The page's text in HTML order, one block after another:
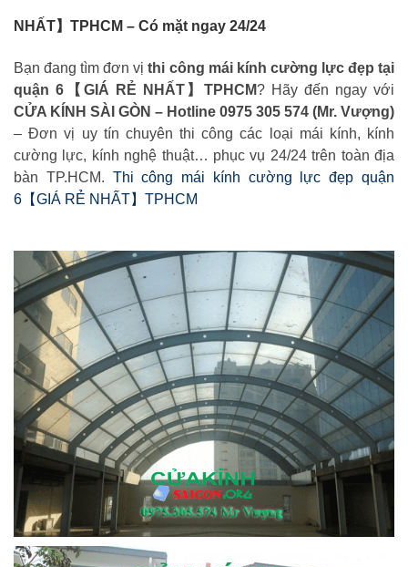
NHẤT】TPHCM – Có mặt ngay 24/24
Bạn đang tìm đơn vịthi công mái kính cường lực đẹp tại
quận 6【GIÁ RẺ NHẤT】TPHCM? Hãy đến ngay với
CỬA KÍNH SÀI GÒN – Hotline 0975 305 574 (Mr. Vượng)
– Đơn vị uy tín chuyên thi công các loại mái kính, kính
cường lực, kính nghệ thuật… phục vụ 24/24 trên toàn địa
bàn TP.HCM. Thi công mái kính cường lực đẹp quận
6【GIÁ RẺ NHẤT】TPHCM